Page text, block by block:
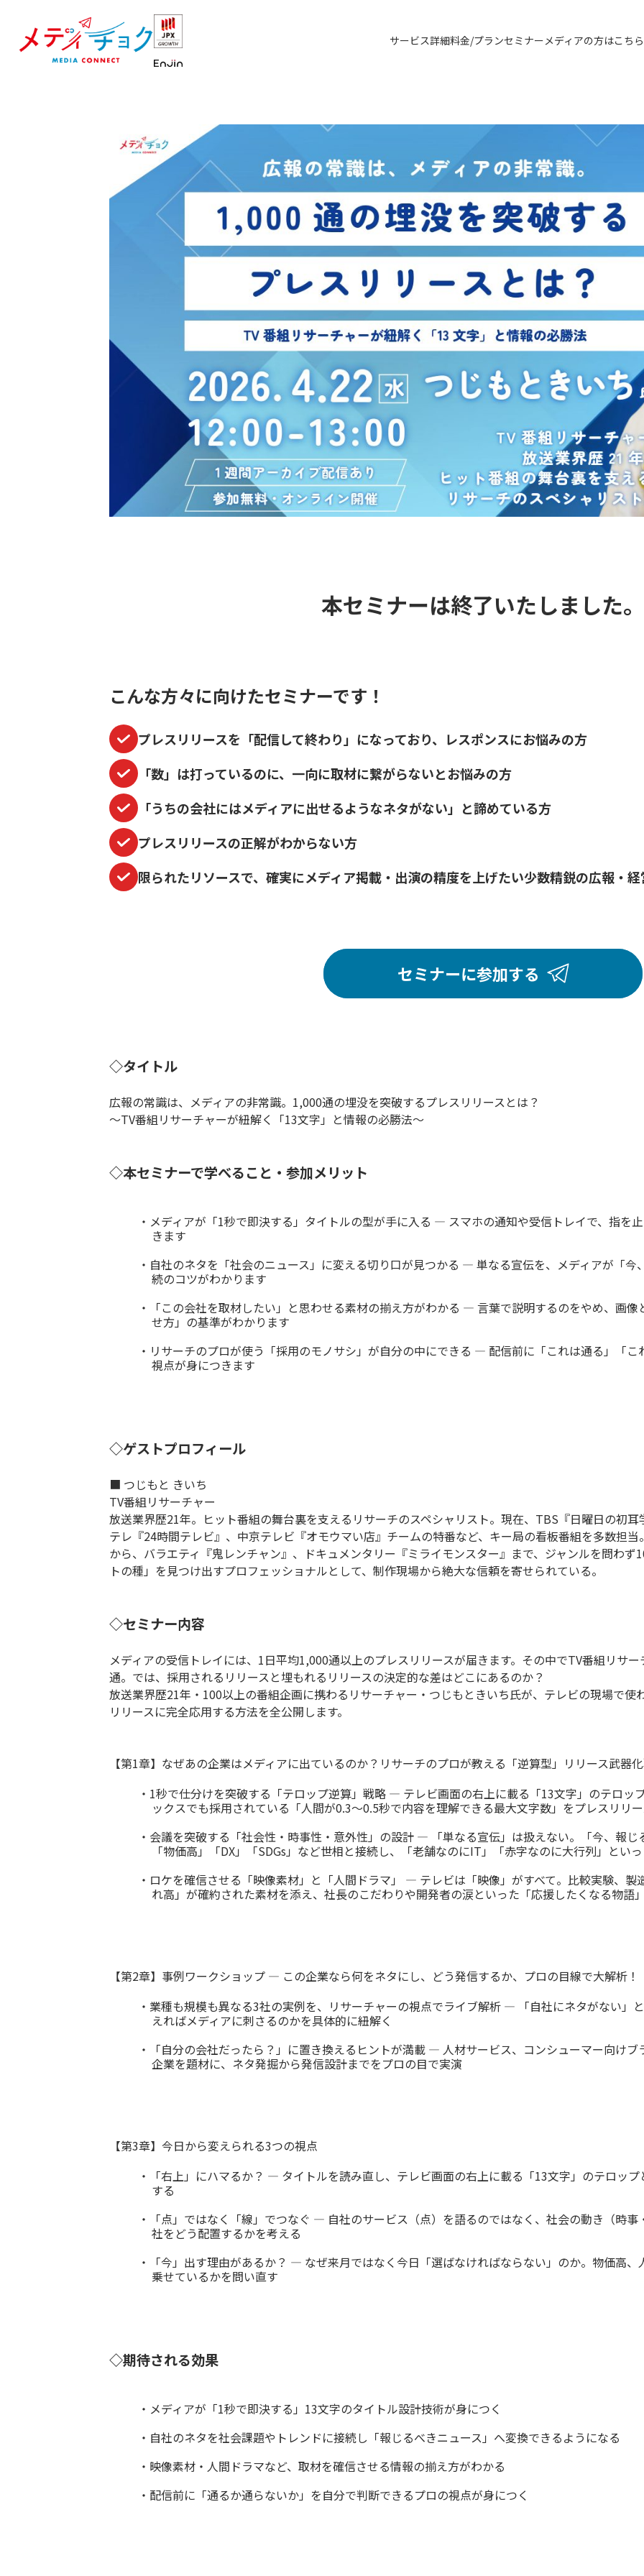
サービス詳細料金/プランセミナーメディアの方はこちら
本セミナーは終了いたしました。
こんな方々に向けたセミナーです！
プレスリリースを「配信して終わり」になっており、レスポンスにお悩みの方
「数」は打っているのに、一向に取材に繋がらないとお悩みの方
「うちの会社にはメディアに出せるようなネタがない」と諦めている方
プレスリリースの正解がわからない方
限られたリソースで、確実にメディア掲載・出演の精度を上げたい少数精鋭の広報・
セミナーに参加する
◇タイトル
広報の常識は、メディアの非常識。1,000通の埋没を突破するプレスリリースとは？
〜TV番組リサーチャーが紐解く「13文字」と情報の必勝法〜
◇本セミナーで学べること・参加メリット
・メディアが「1秒で即決する」タイトルの型が手に入る ― スマホの通知や受信トレイで、指を
きます
・自社のネタを「社会のニュース」に変える切り口が見つかる ― 単なる宣伝を、メディアが「
続のコツがわかります
・「この会社を取材したい」と思わせる素材の揃え方がわかる ― 言葉で説明するのをやめ、画
せ方」の基準がわかります
・リサーチのプロが使う「採用のモノサシ」が自分の中にできる ― 配信前に「これは通る」「
視点が身につきます
◇ゲストプロフィール
■ つじもと きいち
TV番組リサーチャー
放送業界歴21年。ヒット番組の舞台裏を支えるリサーチのスペシャリスト。現在、TBS『日曜日の初
テレ『24時間テレビ』、中京テレビ『オモウマい店』チームの特番など、キー局の看板番組を多数担
から、バラエティ『鬼レンチャン』、ドキュメンタリー『ミライモンスター』まで、ジャンルを問わ
トの種」を見つけ出すプロフェッショナルとして、制作現場から絶大な信頼を寄せられている。
◇セミナー内容
メディアの受信トレイには、1日平均1,000通以上のプレスリリースが届きます。その中でTV番組リサ
通。では、採用されるリリースと埋もれるリリースの決定的な差はどこにあるのか？
放送業界歴21年・100以上の番組企画に携わるリサーチャー・つじもときいち氏が、テレビの現場で使
リリースに完全応用する方法を全公開します。
【第1章】なぜあの企業はメディアに出ているのか？リサーチのプロが教える「逆算型」リリース武器
・1秒で仕分けを突破する「テロップ逆算」戦略 ― テレビ画面の右上に載る「13文字」のテロッ
ックスでも採用されている「人間が0.3〜0.5秒で内容を理解できる最大文字数」をプレスリリ
・会議を突破する「社会性・時事性・意外性」の設計 ― 「単なる宣伝」は扱えない。「今、報
「物価高」「DX」「SDGs」など世相と接続し、「老舗なのにIT」「赤字なのに大行列」とい
・ロケを確信させる「映像素材」と「人間ドラマ」 ― テレビは「映像」がすべて。比較実験、
れ高」が確約された素材を添え、社長のこだわりや開発者の涙といった「応援したくなる物語
【第2章】事例ワークショップ ― この企業なら何をネタにし、どう発信するか、プロの目線で大解析！
・業種も規模も異なる3社の実例を、リサーチャーの視点でライブ解析 ― 「自社にネタがない」
えればメディアに刺さるのかを具体的に紐解く
・「自分の会社だったら？」に置き換えるヒントが満載 ― 人材サービス、コンシューマー向け
企業を題材に、ネタ発掘から発信設計までをプロの目で実演
【第3章】今日から変えられる3つの視点
・「右上」にハマるか？ ― タイトルを読み直し、テレビ画面の右上に載る「13文字」のテロッ
する
・「点」ではなく「線」でつなぐ ― 自社のサービス（点）を語るのではなく、社会の動き（時
社をどう配置するかを考える
・「今」出す理由があるか？ ― なぜ来月ではなく今日「選ばなければならない」のか。物価高
乗せているかを問い直す
◇期待される効果
・メディアが「1秒で即決する」13文字のタイトル設計技術が身につく
・自社のネタを社会課題やトレンドに接続し「報じるべきニュース」へ変換できるようになる
・映像素材・人間ドラマなど、取材を確信させる情報の揃え方がわかる
・配信前に「通るか通らないか」を自分で判断できるプロの視点が身につく